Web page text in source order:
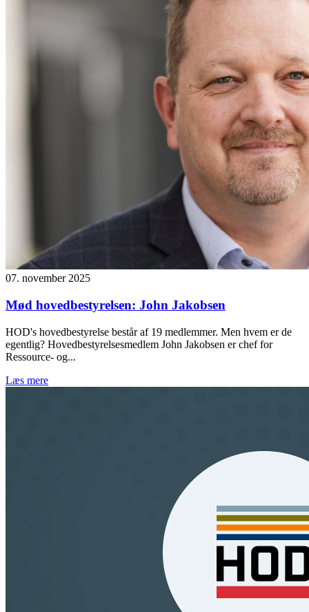
07. november 2025
Mød hovedbestyrelsen: John Jakobsen
HOD's hovedbestyrelse består af 19 medlemmer. Men hvem er de
egentlig? Hovedbestyrelsesmedlem John Jakobsen er chef for
Ressource- og...
Læs mere